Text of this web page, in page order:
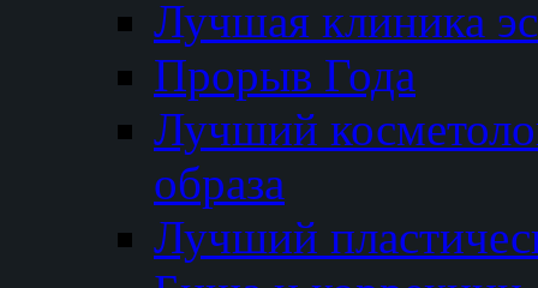
Лучшая клиника
Прорыв Года
Лучший
образа
Лучший